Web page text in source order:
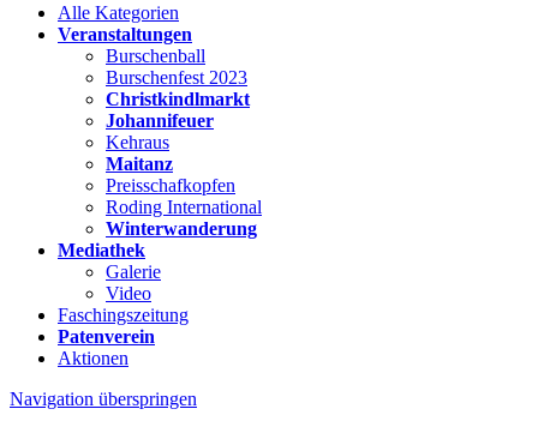
Alle Kategorien
Veranstaltungen
Burschenball
Burschenfest 2023
Christkindlmarkt
Johannifeuer
Kehraus
Maitanz
Preisschafkopfen
Roding International
Winterwanderung
Mediathek
Galerie
Video
Faschingszeitung
Patenverein
Aktionen
Navigation überspringen